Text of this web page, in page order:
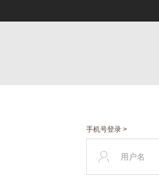
手机号登录 >